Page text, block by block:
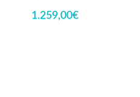
1.259,00€